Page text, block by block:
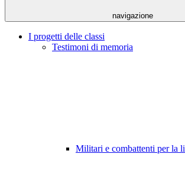
navigazione
I progetti delle classi
Testimoni di memoria
Militari e combattenti per la